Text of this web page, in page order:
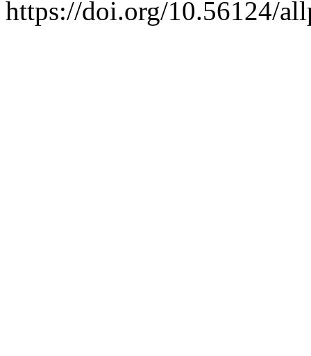
https://doi.org/10.56124/